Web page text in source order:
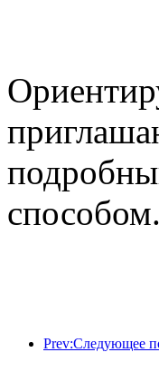
способом.